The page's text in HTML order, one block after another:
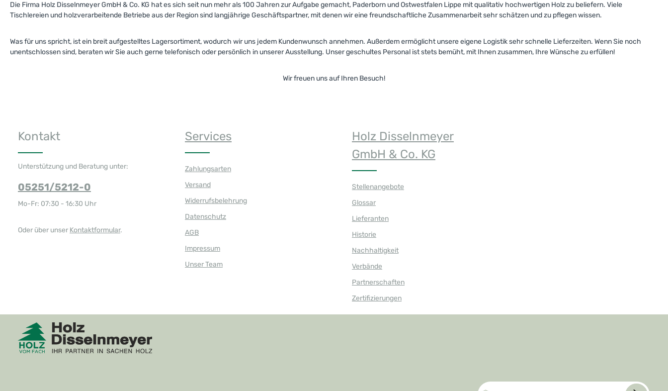
Die Firma Holz Disselnmeyer GmbH & Co. KG hat es sich seit nun mehr als 100 Jahren zur Aufgabe gemacht, Paderborn und Ostwestfalen Lippe mit qualitativ hochwertigen Holz zu beliefern. Viele
Tischlereien und holzverarbeitende Betriebe aus der Region sind langjährige Geschäftspartner, mit denen wir eine freundschaftliche Zusammenarbeit sehr schätzen und zu pflegen wissen.
Was für uns spricht, ist ein breit aufgestelltes Lagersortiment, wodurch wir uns jedem Kundenwunsch annehmen. Außerdem ermöglicht unsere eigene Logistik sehr schnelle Lieferzeiten. Wenn Sie noch
unentschlossen sind, beraten wir Sie auch gerne telefonisch oder persönlich in unserer Ausstellung. Unser geschultes Personal ist stets bemüht, mit Ihnen zusammen, Ihre Wünsche zu erfüllen!
Wir freuen uns auf Ihren Besuch!
Kontakt
Unterstützung und Beratung unter:
05251/5212-0
Mo-Fr: 07:30 - 16:30 Uhr
Oder über unser Kontaktformular.
Services
Zahlungsarten
Versand
Widerrufsbelehrung
Datenschutz
AGB
Impressum
Unser Team
Holz Disselnmeyer
GmbH & Co. KG
Stellenangebote
Glossar
Lieferanten
Historie
Nachhaltigkeit
Verbände
Partnerschaften
Zertifizierungen
E-Mail-Adresse*